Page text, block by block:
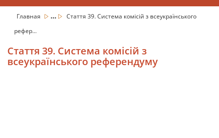
Главная ...
Стаття 39. Система комісій з всеукраїнського
рефер...
Стаття 39. Система комісій з
всеукраїнського референдуму